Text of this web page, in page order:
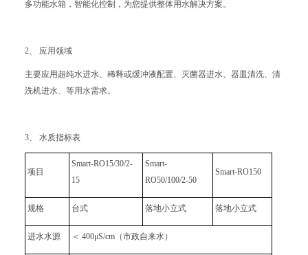
多功能水箱，智能化控制，为您提供整体用水解决方案。
2、 应用领域
主要应用超纯水进水、稀释或缓冲液配置、灭菌器进水、器皿清洗、清
洗机进水、等用水需求。
3、 水质指标表
项目
Smart-RO15/30/2-
15
Smart-
RO50/100/2-50
Smart-RO150
规格 台式 落地小立式 落地小立式
进水水源 ＜ 400μS/cm（市政自来水）